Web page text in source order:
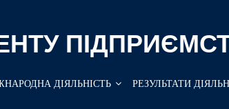
ДІЯЛЬНІСТЬ РЕЗУЛЬТАТИ